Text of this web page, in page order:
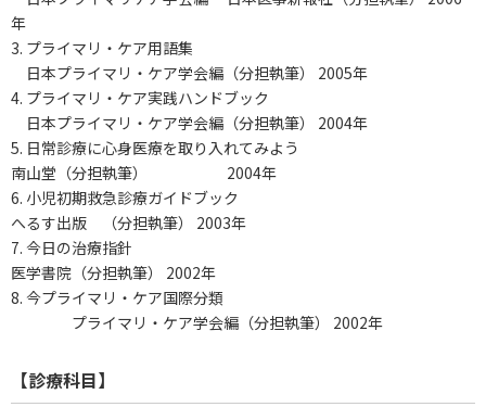
年
3. プライマリ・ケア用語集
日本プライマリ・ケア学会編（分担執筆） 2005年
4. プライマリ・ケア実践ハンドブック
日本プライマリ・ケア学会編（分担執筆） 2004年
5. 日常診療に心身医療を取り入れてみよう
南山堂（分担執筆） 2004年
6. 小児初期救急診療ガイドブック
へるす出版 （分担執筆） 2003年
7. 今日の治療指針
医学書院（分担執筆） 2002年
8. 今プライマリ・ケア国際分類
プライマリ・ケア学会編（分担執筆） 2002年
【診療科目】